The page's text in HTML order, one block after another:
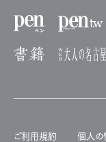
ご利用規約 個人の